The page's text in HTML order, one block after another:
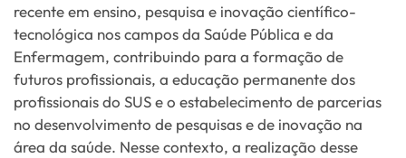
recente em ensino, pesquisa e inovação científico-
tecnológica nos campos da Saúde Pública e da
Enfermagem, contribuindo para a formação de
futuros profissionais, a educação permanente dos
profissionais do SUS e o estabelecimento de parcerias
no desenvolvimento de pesquisas e de inovação na
área da saúde. Nesse contexto, a realização desse